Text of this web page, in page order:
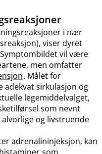
i nær
viser dyret
vil være
men omfatter
. Målet for
adekvat sirkulasjon og
legemiddelvalget,
som nevnt
og livstruende
adrenalininjeksjon, kan